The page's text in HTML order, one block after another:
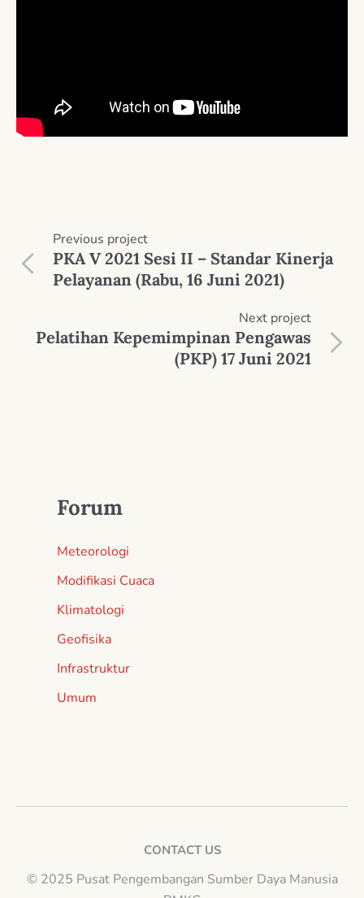
Previous project
PKA V 2021 Sesi II – Standar Kinerja
Pelayanan (Rabu, 16 Juni 2021)
Next project
Pelatihan Kepemimpinan Pengawas
(PKP) 17 Juni 2021
Forum
Meteorologi
Modifikasi Cuaca
Klimatologi
Geofisika
Infrastruktur
Umum
CONTACT US
© 2025 Pusat Pengembangan Sumber Daya Manusia